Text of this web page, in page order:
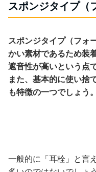
スポンジタイプ（
スポンジタイプ（フォ
かい素材であるため装
遮音性が高いという点で
また、基本的に使い捨
も特徴の一つでしょう。
一般的に「耳栓」と言